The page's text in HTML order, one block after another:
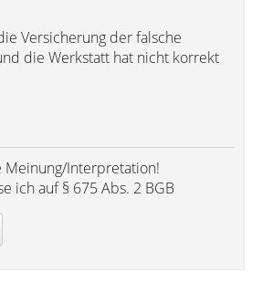
Versicherung der falsche
die Werkstatt hat nicht korrekt
Interpretation!
ich auf § 675 Abs. 2 BGB